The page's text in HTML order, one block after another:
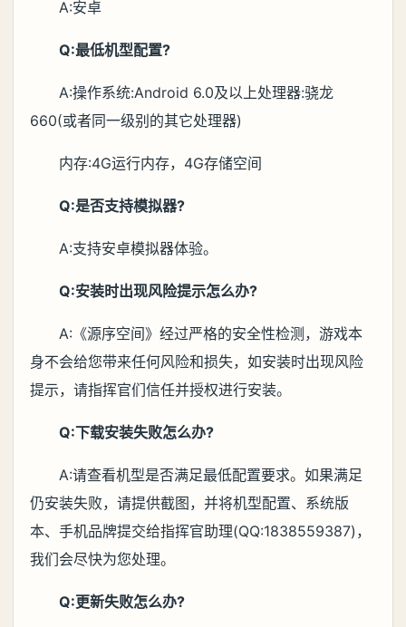
A:安卓
Q:最低机型配置?
A:操作系统:Android 6.0及以上处理器:骁龙
660(或者同一级别的其它处理器)
内存:4G运行内存，4G存储空间
Q:是否支持模拟器?
A:支持安卓模拟器体验。
Q:安装时出现风险提示怎么办?
A:《源序空间》经过严格的安全性检测，游戏本
身不会给您带来任何风险和损失，如安装时出现风险
提示，请指挥官们信任并授权进行安装。
Q:下载安装失败怎么办?
A:请查看机型是否满足最低配置要求。如果满足
仍安装失败，请提供截图，并将机型配置、系统版
本、手机品牌提交给指挥官助理(QQ:1838559387)，
我们会尽快为您处理。
Q:更新失败怎么办?